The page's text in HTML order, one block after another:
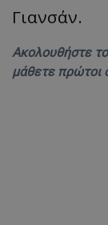
Γιανσάν.
Ακολουθήστε
μάθετε πρώτοι